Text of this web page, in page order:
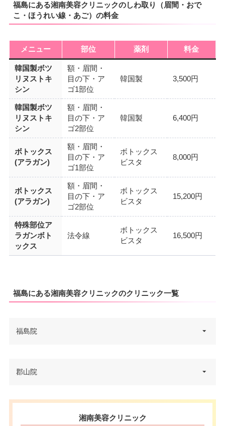
福島にある湘南美容クリニックのしわ取り（眉間・おで
こ・ほうれい線・あご）の料金
メニュー 部位 薬剤 料金
韓国製ボツ
リヌストキ
シン
額・眉間・
目の下・ア
ゴ1部位
韓国製 3,500円
韓国製ボツ
リヌストキ
シン
額・眉間・
目の下・ア
ゴ2部位
韓国製 6,400円
ボトックス
(アラガン)
額・眉間・
目の下・ア
ゴ1部位
ボトックス
ビスタ
8,000円
ボトックス
(アラガン)
額・眉間・
目の下・ア
ゴ2部位
ボトックス
ビスタ
15,200円
特殊部位ア
ラガンボト
ックス
法令線
ボトックス
ビスタ
16,500円
福島にある湘南美容クリニックのクリニック一覧
福島院
電話番号 0120-979-430
郡山院
福島県郡山市駅前一丁目16番7号
アティ郡山 8F
湘南美容クリニック